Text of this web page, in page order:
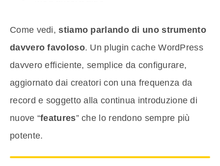
Come vedi,stiamo parlando di uno strumento
davvero favoloso. Un plugin cache WordPress
davvero efficiente, semplice da configurare,
aggiornato dai creatori con una frequenza da
record e soggetto alla continua introduzione di
nuove “features” che lo rendono sempre più
potente.